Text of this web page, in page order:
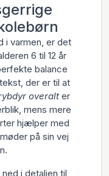
i varmen, er det
6 til 12 år
balance
der er til at
overalt er
mens mere
hjælper med
på sin vej
i detaljen til